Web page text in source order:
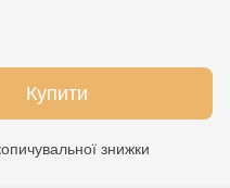
Купити
знижки